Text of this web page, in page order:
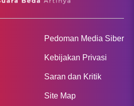
Pedoman Media Siber
Kebijakan Privasi
Saran dan Kritik
Site Map